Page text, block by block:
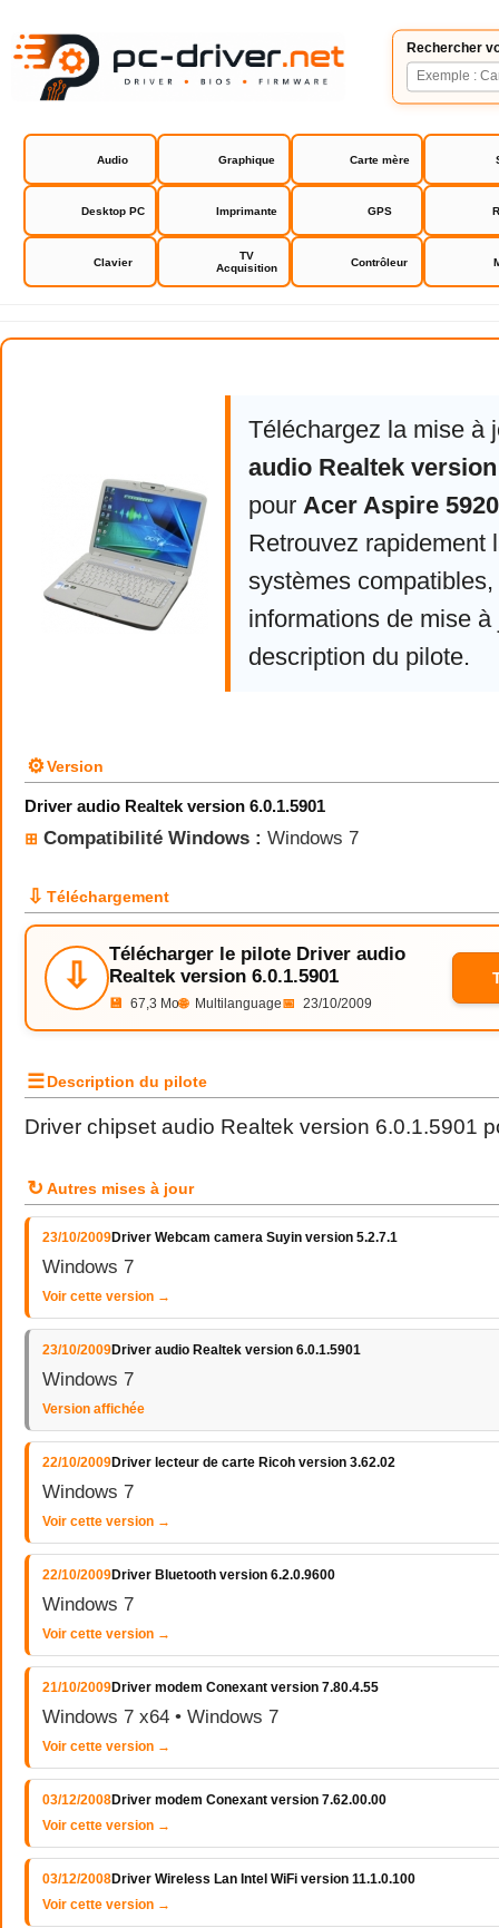
Rechercher
Audio Graphique Carte mère
Desktop PC Imprimante GPS
Clavier
TV
Acquisition
Contrôleur
Acer Aspire 5920 driver
Téléchargez la mise à
audio Realtek version
pour Acer Aspire
Retrouvez rapidement
systèmes compatibles,
informations de mise à
description du pilote.
⚙Version
Driver audio Realtek version 6.0.1.5901
⊞ Compatibilité Windows : Windows 7
⇩ Téléchargement
⇩
Télécharger le pilote Driver audio
Realtek version 6.0.1.5901
💾 67,3 Mo🌐 Multilanguage📅 23/10/2009
☰Description du pilote
Driver chipset audio Realtek version 6.0.1.5901
↻ Autres mises à jour
23/10/2009Driver Webcam camera Suyin version 5.2.7.1
Windows 7
Voir cette version →
23/10/2009Driver audio Realtek version 6.0.1.5901
Windows 7
Version affichée
22/10/2009Driver lecteur de carte Ricoh version 3.62.02
Windows 7
Voir cette version →
22/10/2009Driver Bluetooth version 6.2.0.9600
Windows 7
Voir cette version →
21/10/2009Driver modem Conexant version 7.80.4.55
Windows 7 x64 • Windows 7
Voir cette version →
03/12/2008Driver modem Conexant version 7.62.00.00
Voir cette version →
03/12/2008Driver Wireless Lan Intel WiFi version 11.1.0.100
Voir cette version →